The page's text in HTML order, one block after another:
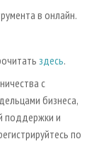
в онлайн.
здесь.
с
бизнеса,
поддержки и
по